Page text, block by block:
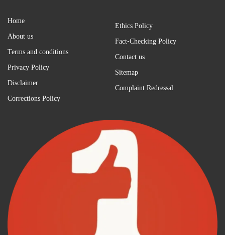
Home
About us
Terms and conditions
Privacy Policy
Disclaimer
Corrections Policy
Ethics Policy
Fact-Checking Policy
Contact us
Sitemap
Complaint Redressal